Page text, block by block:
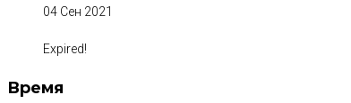
04 Сен 2021
Expired!
Время